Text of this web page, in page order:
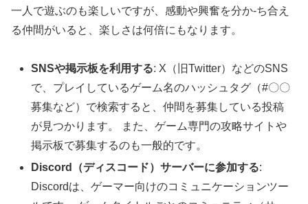
一人で遊ぶのも楽しいですが、感動や興奮を分か-ち合え
る仲間がいると、楽しさは何倍にもなります。
SNSや掲示板を利用する: X（旧Twitter）などのSNS
で、プレイしているゲーム名のハッシュタグ（#〇〇
募集など）で検索すると、仲間を募集している投稿
が見つかります。 また、ゲーム専門の攻略サイトや
掲示板で募集するのも一般的です。
Discord（ディスコード）サーバーに参加する:
Discordは、ゲーマー向けのコミュニケーションツー